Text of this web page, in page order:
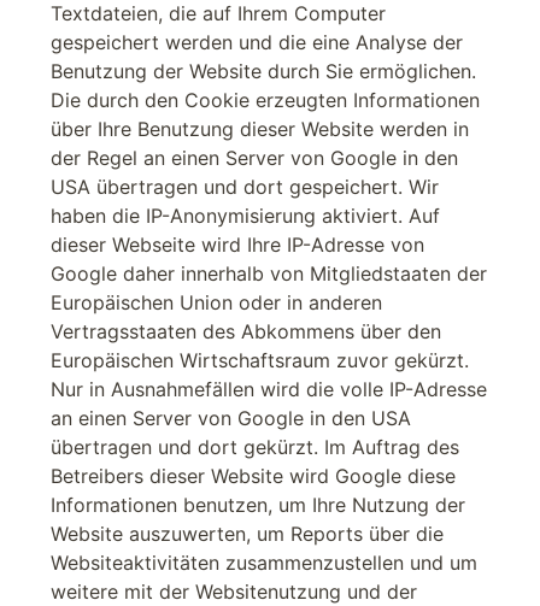
Textdateien, die auf Ihrem Computer
gespeichert werden und die eine Analyse der
Benutzung der Website durch Sie ermöglichen.
Die durch den Cookie erzeugten Informationen
über Ihre Benutzung dieser Website werden in
der Regel an einen Server von Google in den
USA übertragen und dort gespeichert. Wir
haben die IP-Anonymisierung aktiviert. Auf
dieser Webseite wird Ihre IP-Adresse von
Google daher innerhalb von Mitgliedstaaten der
Europäischen Union oder in anderen
Vertragsstaaten des Abkommens über den
Europäischen Wirtschaftsraum zuvor gekürzt.
Nur in Ausnahmefällen wird die volle IP-Adresse
an einen Server von Google in den USA
übertragen und dort gekürzt. Im Auftrag des
Betreibers dieser Website wird Google diese
Informationen benutzen, um Ihre Nutzung der
Website auszuwerten, um Reports über die
Websiteaktivitäten zusammenzustellen und um
weitere mit der Websitenutzung und der